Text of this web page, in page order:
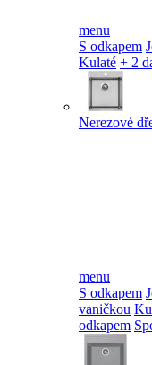
menu
S odkapem
Kulaté + 2
Nerezové
menu
S odkapem
vaničkou
odkapem